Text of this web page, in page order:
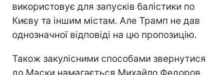
використовує для запусків балістики по
Києву та іншим містам. Але Трамп не дав
однозначної відповіді на цю пропозицію.
Також закулісними способами звернутися
до Маски намагається Михайло Федоров,